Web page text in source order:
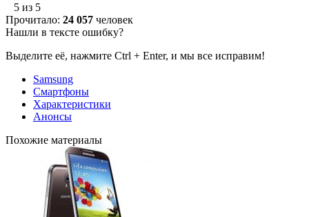
5 из 5
Прочитало: 24 057 человек
Нашли в тексте ошибку?
Выделите её, нажмите Ctrl + Enter, и мы все исправим!
Samsung
Смартфоны
Характеристики
Анонсы
Похожие материалы